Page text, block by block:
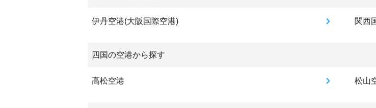
伊丹空港(大阪国際空港) 関西
四国の空港から探す
高松空港 松山